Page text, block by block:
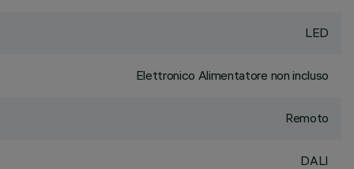
LED
Elettronico Alimentatore non incluso
Remoto
DALI